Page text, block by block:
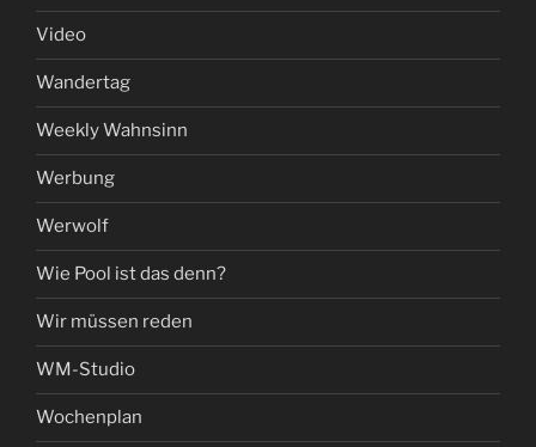
Video
Wandertag
Weekly Wahnsinn
Werbung
Werwolf
Wie Pool ist das denn?
Wir müssen reden
WM-Studio
Wochenplan